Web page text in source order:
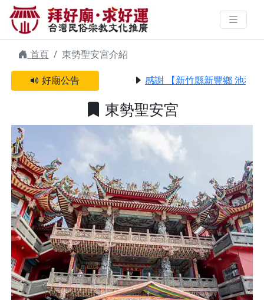
東勢聖安宮 | 拜好廟求好運 找到與
您有緣的信仰
首頁
東勢聖安宮介紹
好廟公告
感謝 【新竹縣新豐鄉 池和宮
東勢聖安宮